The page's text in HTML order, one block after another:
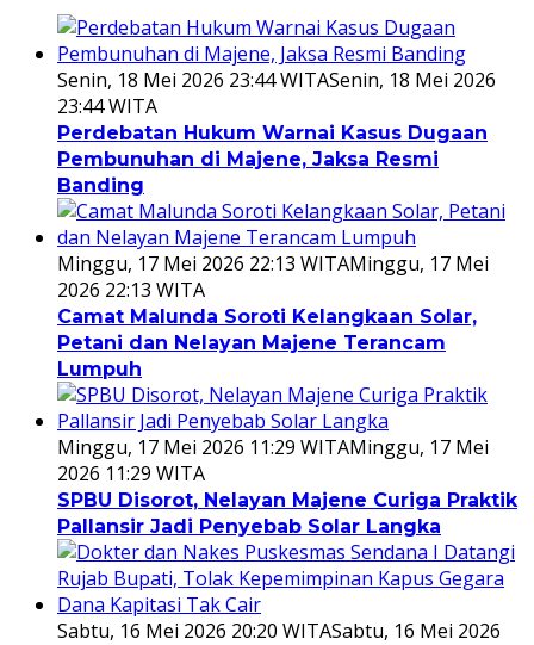
Senin, 18 Mei 2026 23:44 WITASenin, 18 Mei 2026
23:44 WITA
Perdebatan Hukum Warnai Kasus Dugaan
Pembunuhan di Majene, Jaksa Resmi
Banding
Minggu, 17 Mei 2026 22:13 WITAMinggu, 17 Mei
2026 22:13 WITA
Camat Malunda Soroti Kelangkaan Solar,
Petani dan Nelayan Majene Terancam
Lumpuh
Minggu, 17 Mei 2026 11:29 WITAMinggu, 17 Mei
2026 11:29 WITA
SPBU Disorot, Nelayan Majene Curiga Praktik
Pallansir Jadi Penyebab Solar Langka
Sabtu, 16 Mei 2026 20:20 WITASabtu, 16 Mei 2026